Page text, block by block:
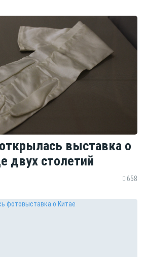
выставка о
двух столетий
658